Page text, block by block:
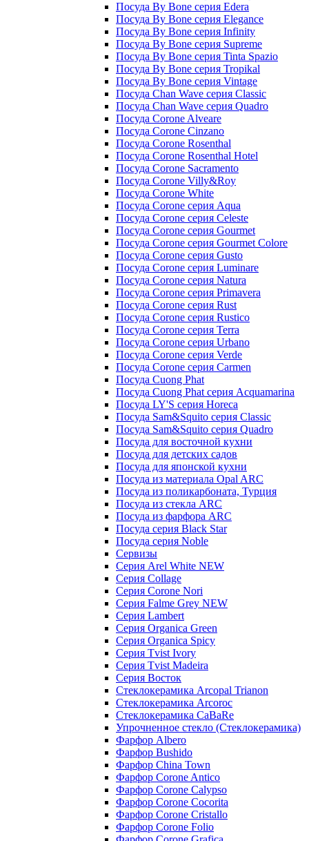
Посуда By Bone серия Edera
Посуда By Bone серия Elegance
Посуда By Bone серия Infinity
Посуда By Bone серия Supreme
Посуда By Bone серия Tinta Spazio
Посуда By Bone серия Tropikal
Посуда By Bone серия Vintage
Посуда Chan Wave серия Classic
Посуда Chan Wave серия Quadro
Посуда Corone Alveare
Посуда Corone Cinzano
Посуда Corone Rosenthal
Посуда Corone Rosenthal Hotel
Посуда Corone Sacramento
Посуда Corone Villy&Roy
Посуда Corone White
Посуда Corone серия Aqua
Посуда Corone серия Celeste
Посуда Corone серия Gourmet
Посуда Corone серия Gourmet Colore
Посуда Corone серия Gusto
Посуда Corone серия Luminare
Посуда Corone серия Natura
Посуда Corone серия Primavera
Посуда Corone серия Rust
Посуда Corone серия Rustico
Посуда Corone серия Terra
Посуда Corone серия Urbano
Посуда Corone серия Verde
Посуда Corone серия Сarmen
Посуда Cuong Phat
Посуда Cuong Phat серия Acquamarina
Посуда LY'S серия Horeca
Посуда Sam&Squito серия Classic
Посуда Sam&Squito серия Quadro
Посуда для восточной кухни
Посуда для детских садов
Посуда для японской кухни
Посуда из материала Opal ARC
Посуда из поликарбоната, Турция
Посуда из стекла ARC
Посуда из фарфора ARC
Посуда серия Black Star
Посуда серия Noble
Сервизы
Серия Arel White NEW
Серия Collage
Серия Corone Nori
Серия Falme Grey NEW
Серия Lambert
Серия Organica Green
Серия Organica Spicy
Серия Tvist Ivory
Серия Tvist Madeira
Серия Восток
Стеклокерамика Arcopal Trianon
Стеклокерамика Arcoroc
Стеклокерамика CaBaRe
Упрочненное стекло (Стеклокерамика)
Фарфор Albero
Фарфор Bushido
Фарфор China Town
Фарфор Corone Antico
Фарфор Corone Calypso
Фарфор Corone Cocorita
Фарфор Corone Cristallo
Фарфор Corone Folio